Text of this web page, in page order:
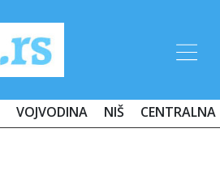
VOJVODINA NIŠ CENTRALNA